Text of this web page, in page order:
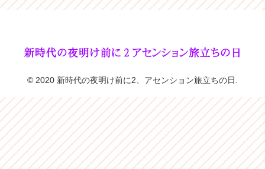
© 2020 新時代の夜明け前に2、アセンション旅立ちの日.